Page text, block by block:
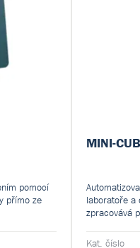
pomocí
přímo ze
MINI-
laboratoře a
zpracovává
Kat. číslo